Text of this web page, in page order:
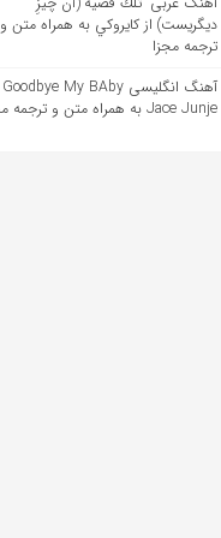
دیگریست) از كايروكي به همراه متن و
ترجمه مجزا
Jace Junje به همراه متن و ترجمه مجزا